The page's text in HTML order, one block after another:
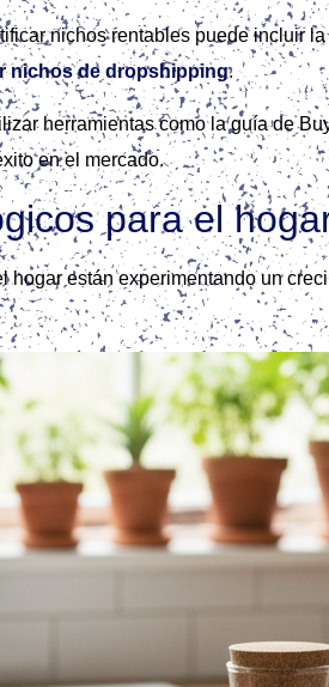
nichos rentables puede incluir
nichos de dropshipping.
herramientas como la guía de
en el mercado.
para el
hogar están experimentando un